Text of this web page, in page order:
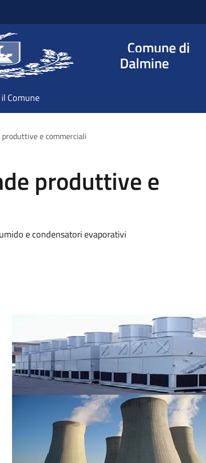
Comune di
Dalmine
Comune
e commerciali
produttive e
e condensatori evaporativi